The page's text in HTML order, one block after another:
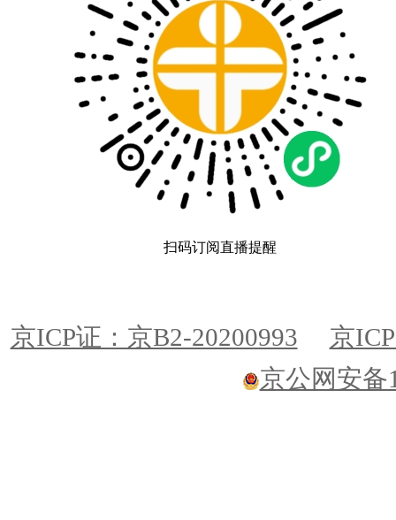
扫码订阅直播提醒
京ICP证：京B2-20200993
京
京公网安备